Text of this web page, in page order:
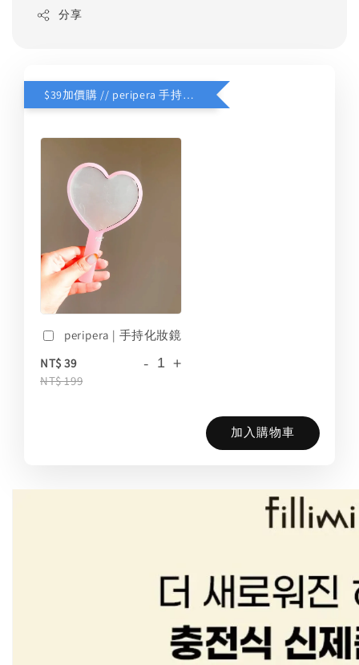
分享
$39加價購 // peripera 手持化妝鏡
peripera | 手持化妝鏡
NT$ 39
NT$ 199
- +
加入購物車